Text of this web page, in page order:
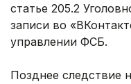
статье 205.2
записи во
управлении ФСБ.
Позднее следствие